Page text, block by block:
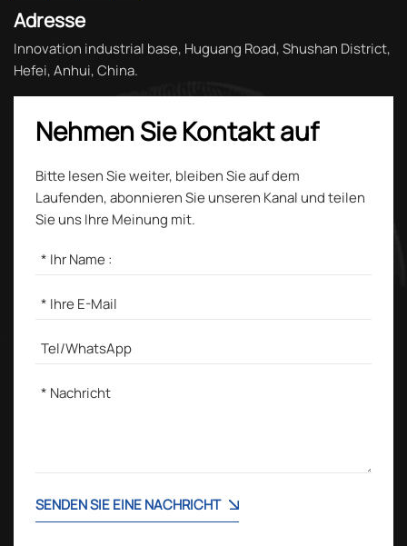
Adresse
Innovation industrial base, Huguang Road, Shushan District,
Hefei, Anhui, China.
Nehmen Sie Kontakt auf
Bitte lesen Sie weiter, bleiben Sie auf dem
Laufenden, abonnieren Sie unseren Kanal und teilen
Sie uns Ihre Meinung mit.
SENDEN SIE EINE NACHRICHT